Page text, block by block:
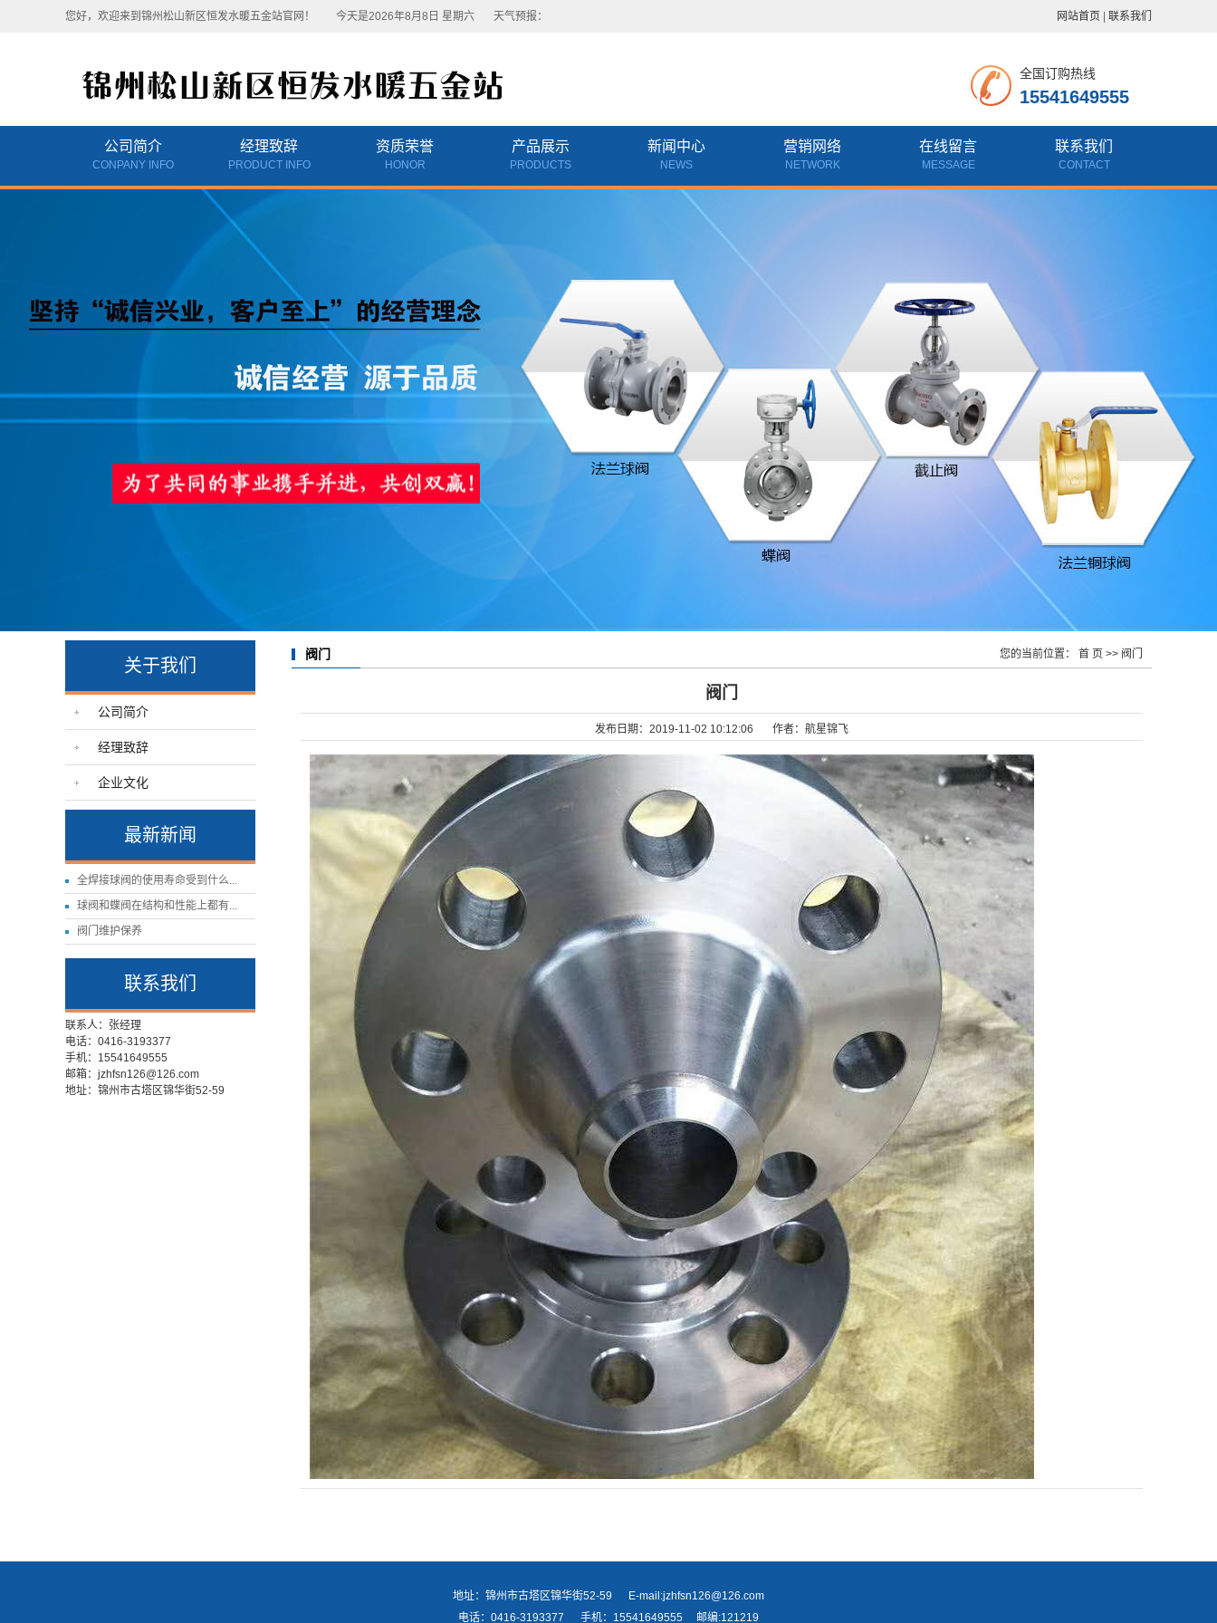
您好，欢迎来到锦州松山新区恒发水暖五金站官网！ 今天是2026年8月8日 星期六 天气预报： 网站首页 联系我们
全国订购热线
15541649555
公司简介
CONPANY INFO
经理致辞
PRODUCT INFO
资质荣誉
HONOR
产品展示
PRODUCTS
新闻中心
NEWS
营销网络
NETWORK
在线留言
MESSAGE
联系我们
CONTACT
关于我们
公司简介
经理致辞
企业文化
最新新闻
全焊接球阀的使用寿命受到什么...
球阀和蝶阀在结构和性能上都有...
阀门维护保养
联系我们
联系人：张经理
电话：0416-3193377
手机：15541649555
邮箱：jzhfsn126@126.com
地址：锦州市古塔区锦华街52-59
阀门 您的当前位置： 首 页 >> 阀门
阀门
发布日期： 2019-11-02 10:12:06 作者： 航星锦飞
地址：锦州市古塔区锦华街52-59 E-mail:jzhfsn126@126.com
电话：0416-3193377 手机：15541649555 邮编:121219